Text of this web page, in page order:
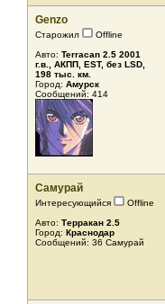
Genzo
Старожил
Offline
Авто: Terracan 2.5 2001
г.в., АКПП, EST, без LSD,
198 тыс. км.
Город: Амурск
Сообщений: 414
Самурай
Интересующийся
Offline
Авто: Терракан 2.5
Город: Краснодар
Сообщений: 36 Самурай